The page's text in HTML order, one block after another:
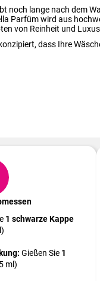
noch lange nach dem
Parfüm wird aus
von Reinheit und
dass Ihre
1 schwarze Kappe
Gießen Sie 1
ml)